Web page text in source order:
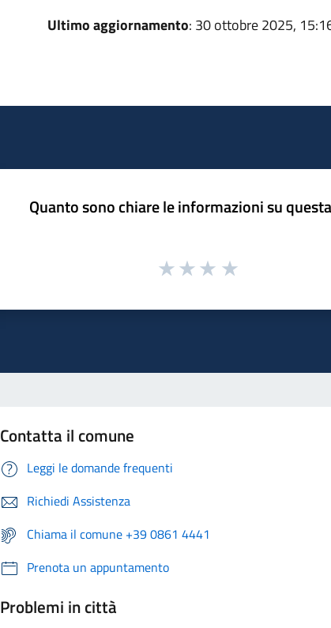
Ultimo aggiornamento: 30 ottobre 2025,
Quanto sono chiare le informazioni su
Contatta il comune
Leggi le domande frequenti
Richiedi Assistenza
Chiama il comune +39 0861 4441
Prenota un appuntamento
Problemi in città